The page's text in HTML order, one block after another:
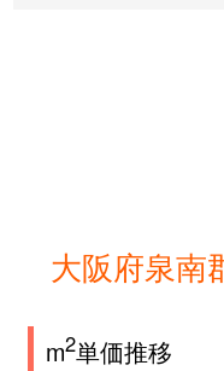
大阪府泉南
m2単価推移